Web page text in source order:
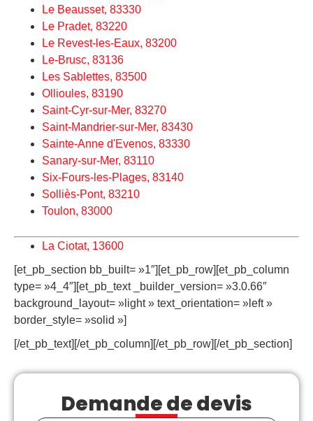
Le Beausset, 83330
Le Pradet, 83220
Le Revest-les-Eaux, 83200
Le-Brusc, 83136
Les Sablettes, 83500
Ollioules, 83190
Saint-Cyr-sur-Mer, 83270
Saint-Mandrier-sur-Mer, 83430
Sainte-Anne d'Evenos, 83330
Sanary-sur-Mer, 83110
Six-Fours-les-Plages, 83140
Solliès-Pont, 83210
Toulon, 83000
La Ciotat, 13600
[et_pb_section bb_built= »1″][et_pb_row][et_pb_column
type= »4_4″][et_pb_text _builder_version= »3.0.66″
background_layout= »light » text_orientation= »left »
border_style= »solid »]
[/et_pb_text][/et_pb_column][/et_pb_row][/et_pb_section]
Demande de devis